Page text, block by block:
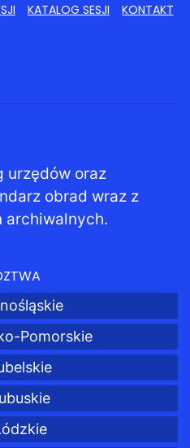
KATALOG SESJI KONTAKT
urzędów oraz
obrad wraz z
archiwalnych.
Pomorskie